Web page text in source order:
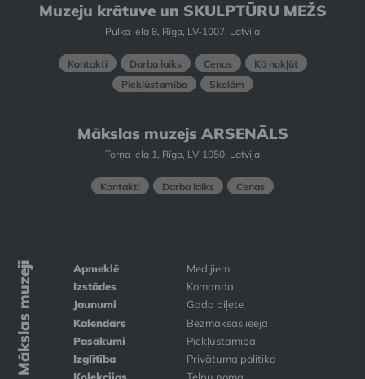
Muzeju krātuve un SKULPTŪRU MEŽS
Pulka iela 8, Rīga, LV-1007, Latvija
Kontakti Darba laiks Cenas
Kā nokļūt
Piekļūstamība
Skolām
Mākslas muzejs ARSENĀLS
Torņa iela 1, Rīga, LV-1050, Latvija
Kontakti Darba laiks Cenas
Mākslas muzeji
Apmeklē
Izstādes
Jaunumi
Kalendārs
Pasākumi
Izglītība
Medijiem
Komanda
Gada biļete
Bezmaksas ieeja
Piekļūstamība
Privātuma politika